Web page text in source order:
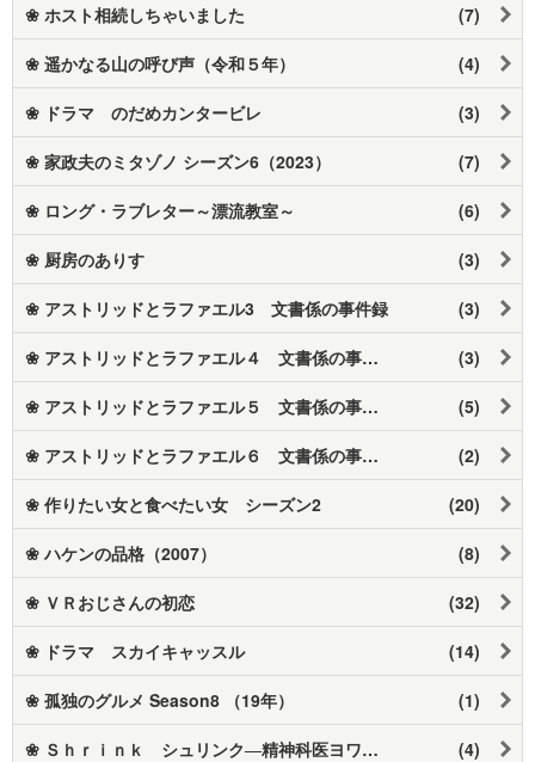
❀ ホスト相続しちゃいました (7)
❀ 遥かなる山の呼び声（令和５年） (4)
❀ ドラマ のだめカンタービレ (3)
❀ 家政夫のミタゾノ シーズン6（2023） (7)
❀ ロング・ラブレター～漂流教室～ (6)
❀ 厨房のありす (3)
❀ アストリッドとラファエル3 文書係の事件録 (3)
❀ アストリッドとラファエル４ 文書係の事件録 (3)
❀ アストリッドとラファエル５ 文書係の事件録 (5)
❀ アストリッドとラファエル６ 文書係の事件録 (2)
❀ 作りたい女と食べたい女 シーズン2 (20)
❀ ハケンの品格（2007） (8)
❀ ＶＲおじさんの初恋 (32)
❀ ドラマ スカイキャッスル (14)
❀ 孤独のグルメ Season8 （19年） (1)
❀ Ｓｈｒｉｎｋ シュリンク―精神科医ヨワイ― (4)